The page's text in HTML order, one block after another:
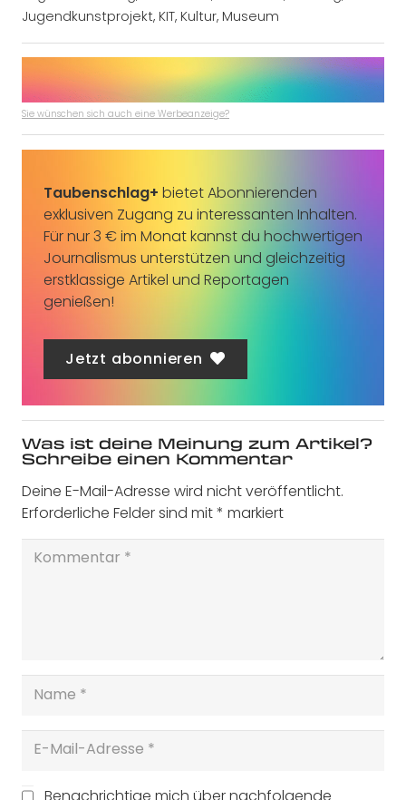
Jugendkunstprojekt, KIT, Kultur, Museum
Sie wünschen sich auch eine Werbeanzeige?
Taubenschlag+ bietet Abonnierenden
exklusiven Zugang zu interessanten Inhalten.
Für nur 3 € im Monat kannst du hochwertigen
Journalismus unterstützen und gleichzeitig
erstklassige Artikel und Reportagen
genießen!
Jetzt abonnieren
Was ist deine Meinung zum Artikel?
Schreibe einen Kommentar
Deine E-Mail-Adresse wird nicht veröffentlicht.
Erforderliche Felder sind mit* markiert
Benachrichtige mich über nachfolgende